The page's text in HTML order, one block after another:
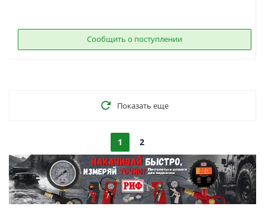
Сообщить о поступлении
Показать еще
1 2